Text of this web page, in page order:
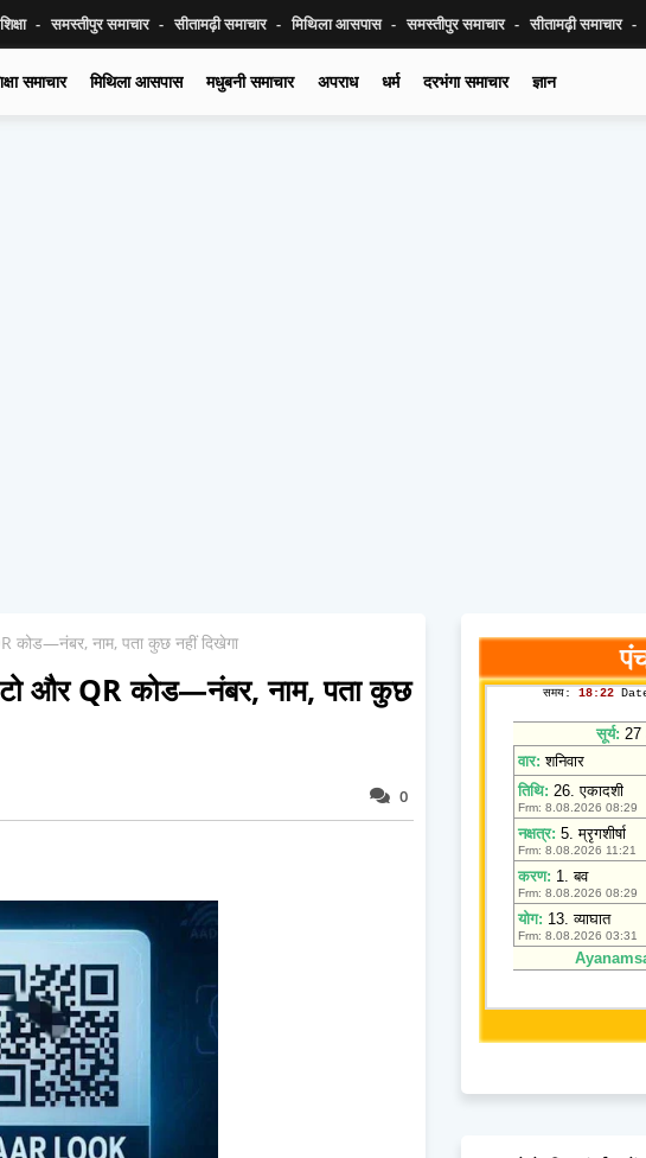
शिक्षा समस्तीपुर समाचार सीतामढ़ी समाचार मिथिला आसपास समस्तीपुर समाचार सीतामढ़ी समाचार
समाचार मिथिला आसपास मधुबनी समाचार अपराध धर्म दरभंगा समाचार ज्ञान
कोड—नंबर, नाम, पता कुछ नहीं दिखेगा
और QR कोड—नंबर, नाम, पता कुछ
0